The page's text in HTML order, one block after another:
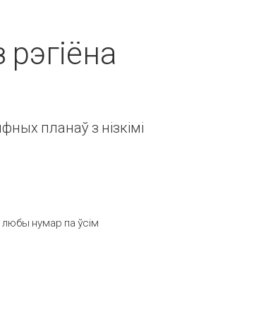
планаў з нізкімі
нумар па ўсім